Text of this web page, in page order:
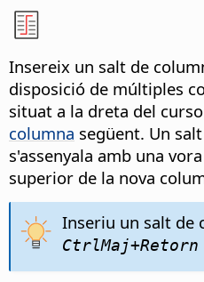
Insereix un salt de
disposició de múltiples
situat a la dreta del
columna següent. Un
s'assenyala amb una
superior de la nova
Inseriu un salt de
CtrlMaj+Retorn